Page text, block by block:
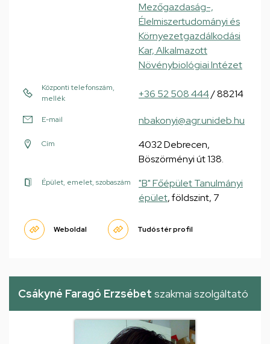
Mezőgazdaság-,
Élelmiszertudományi és
Környezetgazdálkodási
Kar, Alkalmazott
Növénybiológiai Intézet
Központi telefonszám,
mellék
+36 52 508 444/ 88214
E-mail nbakonyi@agr.unideb.hu
Cím
4032 Debrecen,
Böszörményi út 138.
Épület, emelet, szobaszám
"B" Főépület Tanulmányi
épület, földszint, 7
Weboldal Tudóstér profil
Csákyné Faragó Erzsébet szakmai szolgáltató